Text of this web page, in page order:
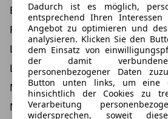
ESP
Fahrer-Airbag
LED Scheinwerfer
LED Tagfahrlicht
Müdigkeits-Warnsystem
Notbremsassistent
Dadurch ist es möglich,
entsprechend Ihren Interessen
Angebot zu optimieren und
analysieren. Klicken Sie den
dem Einsatz von
der damit
personenbezogener Daten
Button unten links, um eine
hinsichtlich der Cookies zu
Verarbeitung
widersprechen, soweit